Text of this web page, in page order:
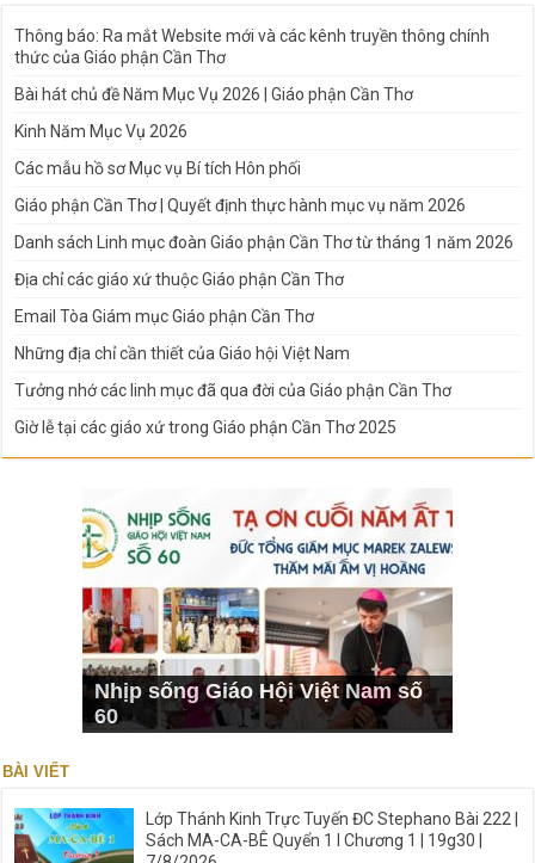
Thông báo: Ra mắt Website mới và các kênh truyền thông chính
thức của Giáo phận Cần Thơ
Bài hát chủ đề Năm Mục Vụ 2026 | Giáo phận Cần Thơ
Kinh Năm Mục Vụ 2026
Các mẫu hồ sơ Mục vụ Bí tích Hôn phối
Giáo phận Cần Thơ | Quyết định thực hành mục vụ năm 2026
Danh sách Linh mục đoàn Giáo phận Cần Thơ từ tháng 1 năm 2026
Địa chỉ các giáo xứ thuộc Giáo phận Cần Thơ
Email Tòa Giám mục Giáo phận Cần Thơ
Những địa chỉ cần thiết của Giáo hội Việt Nam
Tưởng nhớ các linh mục đã qua đời của Giáo phận Cần Thơ
Giờ lễ tại các giáo xứ trong Giáo phận Cần Thơ 2025
Nhịp sống Giáo Hội Việt Nam số
60
BÀI VIẾT
Lớp Thánh Kinh Trực Tuyến ĐC Stephano Bài 222 |
Sách MA-CA-BÊ Quyển 1 I Chương 1 | 19g30 |